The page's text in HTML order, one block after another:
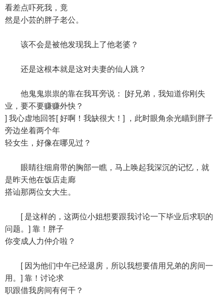
看差点吓死我，竟
然是小芸的胖子老公。
该不会是被他发现我上了他老婆？
还是这根本就是这对夫妻的仙人跳？
他鬼鬼祟祟的靠在我耳旁说： [好兄弟，我知道你刚失
业，要不要赚赚外快？
] 我心虚地回答[ 好啊！我缺很大！] ，此时眼角余光瞄到胖子
旁边坐着两个年
轻女生，好像在哪见过？
眼睛往细肩带的胸部一瞧，马上唤起我深沉的记忆，就
是昨天他在饭店走廊
搭讪那两位女大生。
[ 是这样的，这两位小姐想要跟我讨论一下毕业后求职的
问题。] 靠！胖子
你变成人力仲介啦？
[ 因为他们中午已经退房，所以我想要借用兄弟的房间一
用。] 靠！讨论求
职跟借我房间有何干？